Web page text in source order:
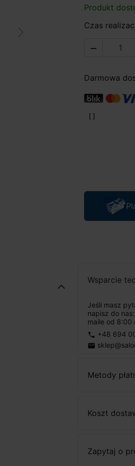
Produkt
Czas

Darmowa
Wsparcie
Jeśli masz
napisz do
maile od 8:00
phone +48 694
email
Metody
Koszt
Zapytaj o